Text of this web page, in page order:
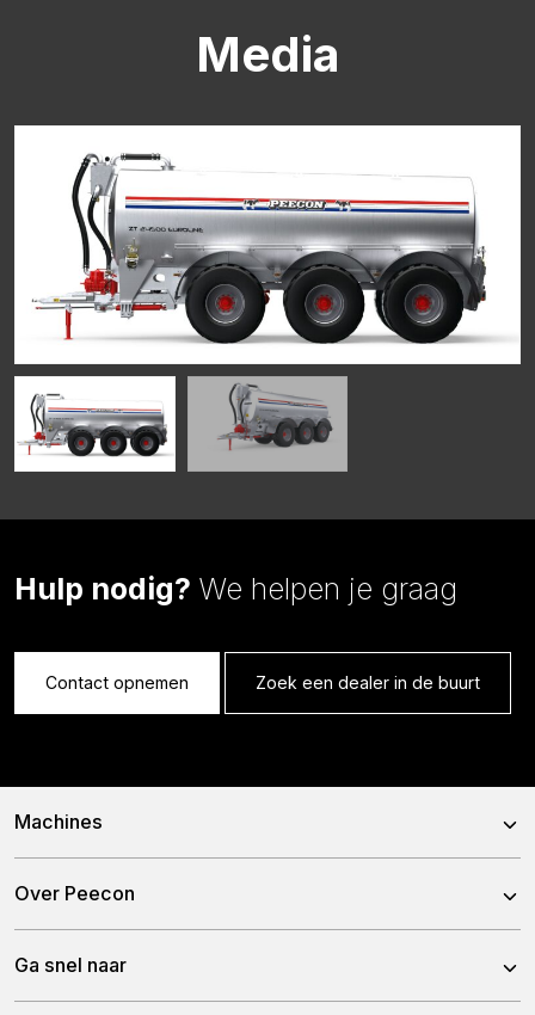
Media
Hulp nodig? We helpen je graag
Contact opnemen Zoek een dealer in de buurt
Machines
Bemestertanken
Gronddumpers
Over Peecon
Ga snel naar